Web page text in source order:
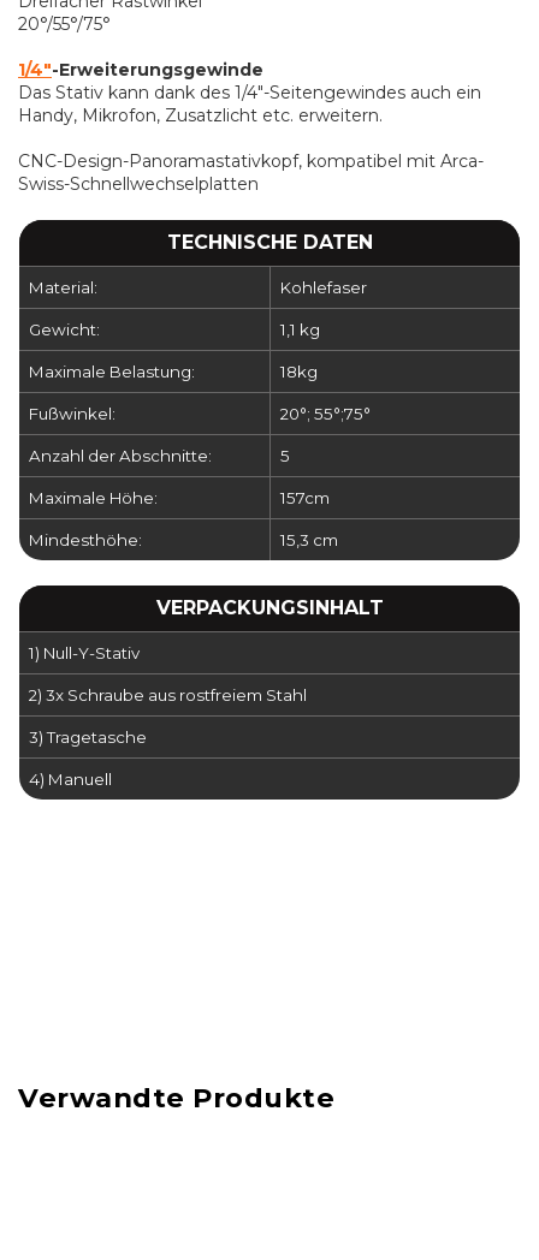
20°/55°/75°
1/4"-Erweiterungsgewinde
Das Stativ kann dank des 1/4"-Seitengewindes auch ein
Handy, Mikrofon, Zusatzlicht etc. erweitern.
CNC-Design-Panoramastativkopf, kompatibel mit Arca-
Swiss-Schnellwechselplatten
TECHNISCHE DATEN
Material: Kohlefaser
Gewicht: 1,1 kg
Maximale Belastung: 18kg
Fußwinkel: 20°; 55°;75°
Anzahl der Abschnitte: 5
Maximale Höhe: 157cm
Mindesthöhe: 15,3 cm
VERPACKUNGSINHALT
1) Null-Y-Stativ
2) 3x Schraube aus rostfreiem Stahl
3) Tragetasche
4) Manuell
Verwandte Produkte